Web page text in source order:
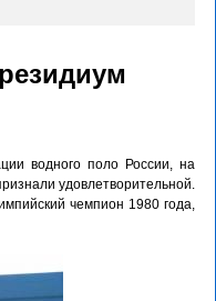
водного поло России, на
удовлетворительной.
чемпион 1980 года,